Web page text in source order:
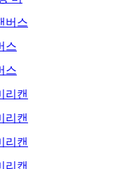
버스
스
스
리캔
리캔
리캔
리캔